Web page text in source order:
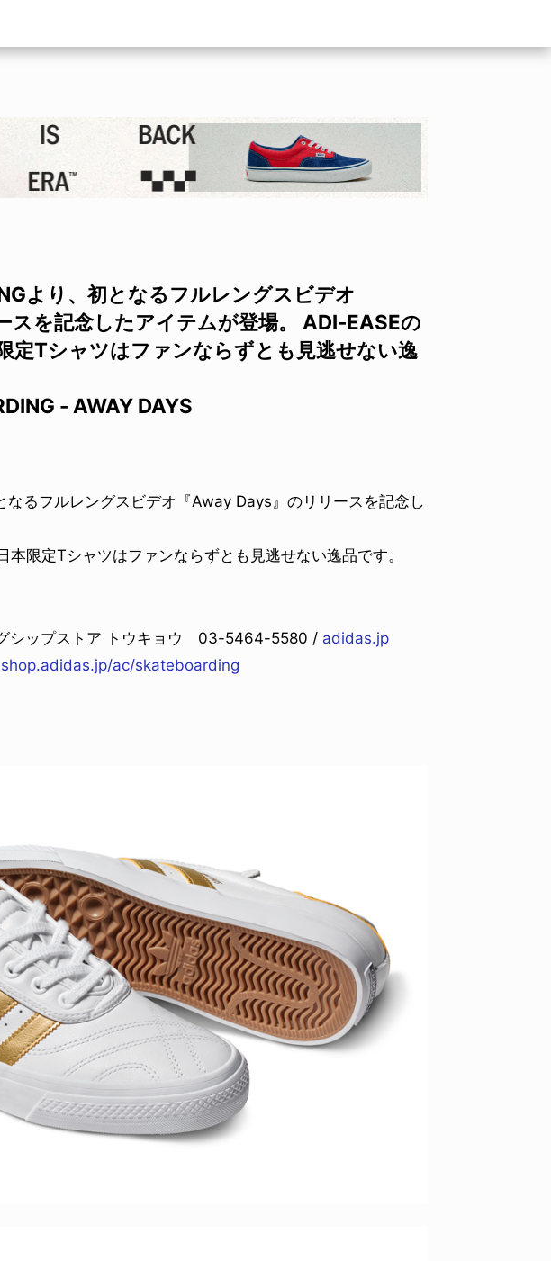
OF FREEDOM
OZAWA / 尾澤 彰
ID
IZURU NAGAHARA / 永原依弦
2026.08.05
より、初となるフルレングスビデオ
スを記念したアイテムが登場。 ADI-EASEの
定Tシャツはファンならずとも見逃せない逸
- AWAY DAYS
るフルレングスビデオ『Away Days』のリリースを記念し
限定Tシャツはファンならずとも見逃せない逸品です。
シップストア トウキョウ 03-5464-5580 / adidas.jp
shop.adidas.jp/ac/skateboarding